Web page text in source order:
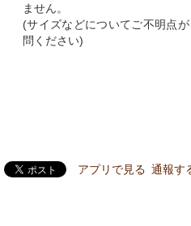
ません。
(サイズなどについてご不明点
問ください)
アプリで見る 通報す